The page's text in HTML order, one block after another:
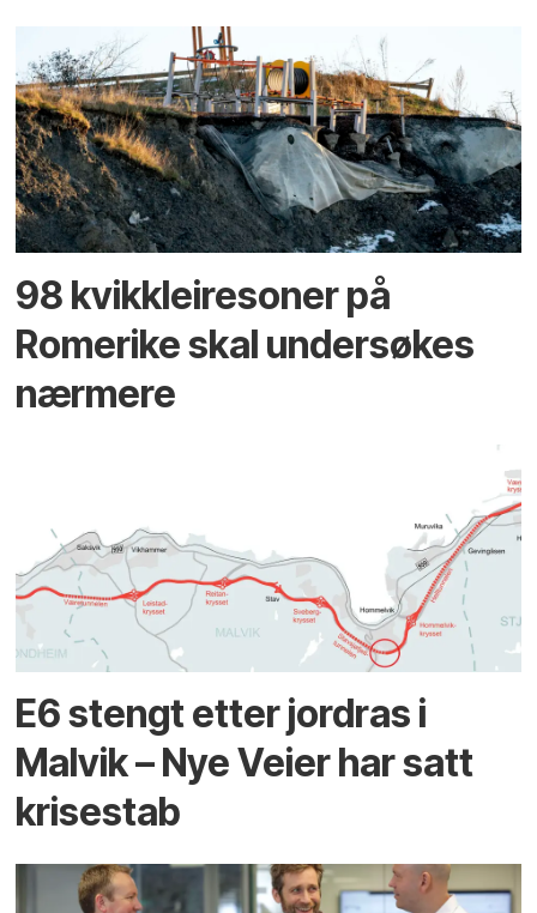
98 kvikkleiresoner på
Romerike skal undersøkes
nærmere
E6 stengt etter jordras i
Malvik – Nye Veier har satt
krisestab